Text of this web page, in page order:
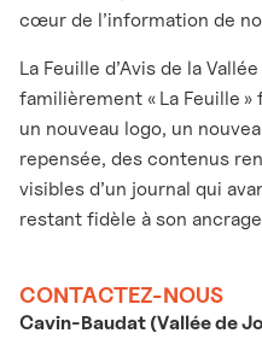
cœur de l’information de
La Feuille d’Avis de la
familièrement « La Feuille
un nouveau logo, un
repensée, des contenus
visibles d’un journal qui
restant fidèle à son
CONTACTEZ-NOUS
Cavin-Baudat (Vallée de